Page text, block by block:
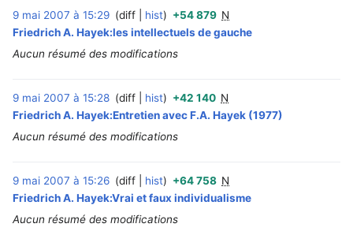
9 mai 2007 à 15:29 diff hist +54 879 N
Friedrich A. Hayek:les intellectuels de gauche
Aucun résumé des modifications
9 mai 2007 à 15:28 diff hist +42 140 N
Friedrich A. Hayek:Entretien avec F.A. Hayek (1977)
Aucun résumé des modifications
9 mai 2007 à 15:26 diff hist +64 758 N
Friedrich A. Hayek:Vrai et faux individualisme
Aucun résumé des modifications